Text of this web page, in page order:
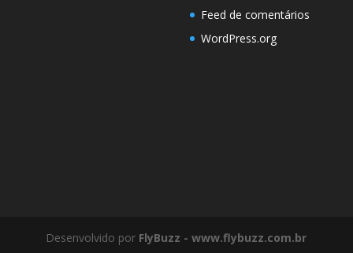
Feed de comentários
WordPress.org
Desenvolvido por FlyBuzz - www.flybuzz.com.br